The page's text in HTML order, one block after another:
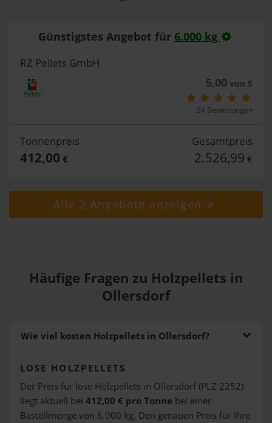
Günstigstes Angebot für 6.000 kg
RZ Pellets GmbH
5,00 von 5
24 Bewertungen
Tonnenpreis
412,00 €
Gesamtpreis
2.526,99 €
Alle 2 Angebote anzeigen
Häufige Fragen zu Holzpellets in
Ollersdorf
Wie viel kosten Holzpellets in Ollersdorf?
LOSE HOLZPELLETS
Der Preis für lose Holzpellets in Ollersdorf (PLZ 2252)
liegt aktuell bei 412,00 € pro Tonne bei einer
Bestellmenge von 6.000 kg. Den genauen Preis für Ihre